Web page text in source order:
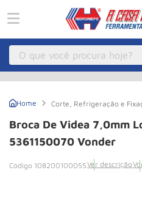
O que você procura hoje?
Corte, Refrigeração e
Broca De Videa 7,0mm
5361150070 Vonder
108200100055Ver descrição
Guincho Eletrico
º Macaco Hidraulico